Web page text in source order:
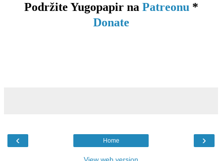
Podržite Yugopapir na Patreonu *
Donate
‹ ›
Home